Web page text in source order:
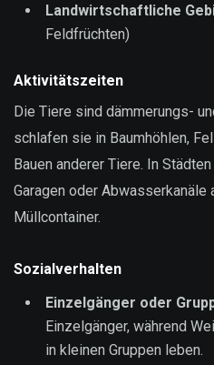
Landwirtschaftliche
Feldfrüchten)
Aktivitätszeiten
Die Tiere sind dämmerungs-
schlafen sie in Baumhöhlen,
Bauen anderer Tiere. In
Garagen oder
Müllcontainer.
Sozialverhalten
Einzelgänger oder
Einzelgänger, während
in kleinen Gruppen leben.